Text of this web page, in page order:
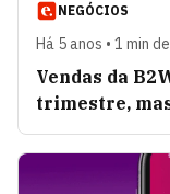
NEGÓCIOS
Há 5 anos • 1 min
Vendas da
trimestre,